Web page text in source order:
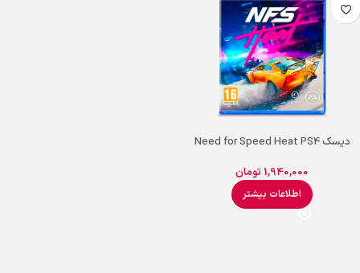
دیسک Need for Speed Heat PS4
1,940,000 تومان
اطلاعات بیشتر